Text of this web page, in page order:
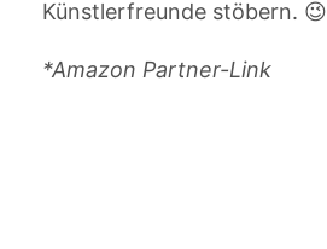
Künstlerfreunde stöbern. 😉
*Amazon Partner-Link